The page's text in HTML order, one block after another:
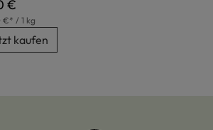
Preis:
€
/ 1 kg
kaufen